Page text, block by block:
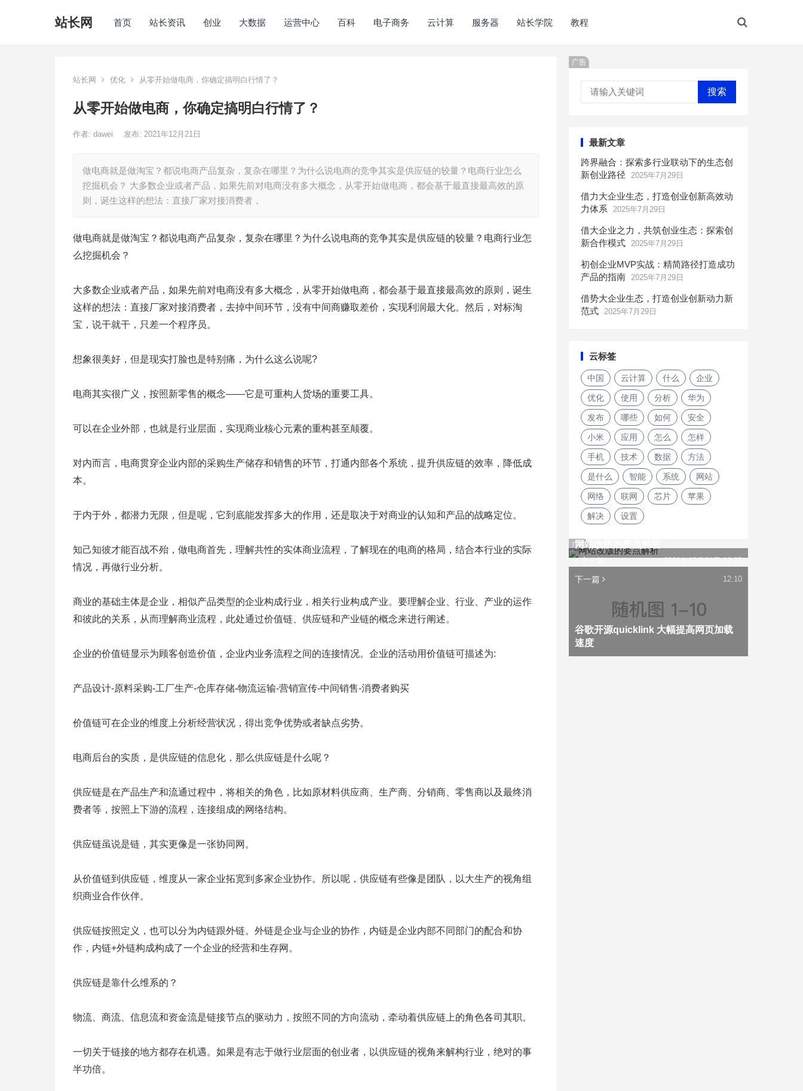
站长网 首页 站长资讯 创业 大数据 运营中心 百科 电子商务 云计算 服务器 站长学院 教程
站长网 优化 从零开始做电商，你确定搞明白行情了？
从零开始做电商，你确定搞明白行情了？
作者: dawei 发布: 2021年12月21日
做电商就是做淘宝？都说电商产品复杂，复杂在哪里？为什么说电商的竞争其实是供应链的较量？电商行业怎么
挖掘机会？ 大多数企业或者产品，如果先前对电商没有多大概念，从零开始做电商，都会基于最直接最高效的原
则，诞生这样的想法：直接厂家对接消费者，
做电商就是做淘宝？都说电商产品复杂，复杂在哪里？为什么说电商的竞争其实是供应链的较量？电商行业怎
么挖掘机会？
大多数企业或者产品，如果先前对电商没有多大概念，从零开始做电商，都会基于最直接最高效的原则，诞生
这样的想法：直接厂家对接消费者，去掉中间环节，没有中间商赚取差价，实现利润最大化。然后，对标淘
宝，说干就干，只差一个程序员。
想象很美好，但是现实打脸也是特别痛，为什么这么说呢?
电商其实很广义，按照新零售的概念——它是可重构人货场的重要工具。
可以在企业外部，也就是行业层面，实现商业核心元素的重构甚至颠覆。
对内而言，电商贯穿企业内部的采购生产储存和销售的环节，打通内部各个系统，提升供应链的效率，降低成
本。
于内于外，都潜力无限，但是呢，它到底能发挥多大的作用，还是取决于对商业的认知和产品的战略定位。
知己知彼才能百战不殆，做电商首先，理解共性的实体商业流程，了解现在的电商的格局，结合本行业的实际
情况，再做行业分析。
商业的基础主体是企业，相似产品类型的企业构成行业，相关行业构成产业。要理解企业、行业、产业的运作
和彼此的关系，从而理解商业流程，此处通过价值链、供应链和产业链的概念来进行阐述。
企业的价值链显示为顾客创造价值，企业内业务流程之间的连接情况。企业的活动用价值链可描述为:
产品设计-原料采购-工厂生产-仓库存储-物流运输-营销宣传-中间销售-消费者购买
价值链可在企业的维度上分析经营状况，得出竞争优势或者缺点劣势。
电商后台的实质，是供应链的信息化，那么供应链是什么呢？
供应链是在产品生产和流通过程中，将相关的角色，比如原材料供应商、生产商、分销商、零售商以及最终消
费者等，按照上下游的流程，连接组成的网络结构。
供应链虽说是链，其实更像是一张协同网。
从价值链到供应链，维度从一家企业拓宽到多家企业协作。所以呢，供应链有些像是团队，以大生产的视角组
织商业合作伙伴。
供应链按照定义，也可以分为内链跟外链。外链是企业与企业的协作，内链是企业内部不同部门的配合和协
作，内链+外链构成构成了一个企业的经营和生存网。
供应链是靠什么维系的？
物流、商流、信息流和资金流是链接节点的驱动力，按照不同的方向流动，牵动着供应链上的角色各司其职。
一切关于链接的地方都存在机遇。如果是有志于做行业层面的创业者，以供应链的视角来解构行业，绝对的事
半功倍。
广告
搜索
最新文章
跨界融合：探索多行业联动下的生态创
新创业路径
2025年7月29日
借力大企业生态，打造创业创新高效动
力体系
2025年7月29日
借大企业之力，共筑创业生态：探索创
新合作模式 2025年7月29日
初创企业MVP实战：精简路径打造成功
产品的指南 2025年7月29日
借势大企业生态，打造创业创新动力新
范式 2025年7月29日
云标签
中国 云计算 什么 企业
优化 使用 分析 华为
发布 哪些 如何 安全
小米 应用 怎么 怎样
手机 技术 数据 方法
是什么 智能 系统 网站
网络 联网 芯片 苹果
解决 设置
广告
上一篇
网站改版的要点解析
2021年12月21日 12:25
下一篇
谷歌开源quicklink 大幅提高网页加载
速度
12:10